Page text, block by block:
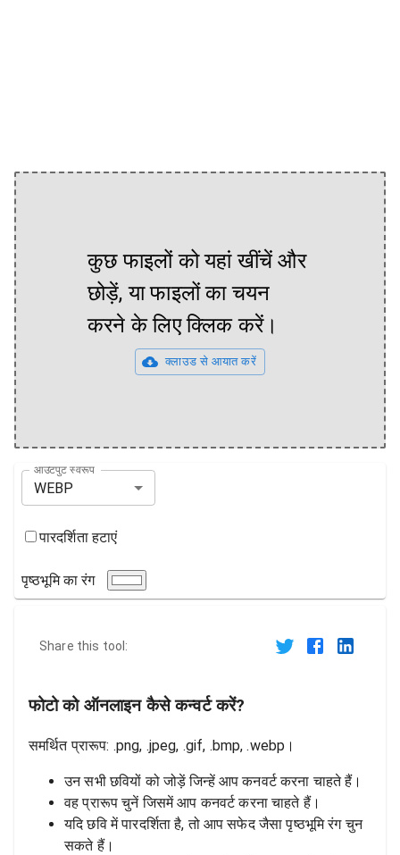
कुछ फाइलों को यहां खींचें और
छोड़ें, या फाइलों का चयन
करने के लिए क्लिक करें।
क्लाउड से आयात करें
आउटपुट स्वरूप
WEBP
पारदर्शिता हटाएं
पृष्ठभूमि का रंग
Share this tool:
फोटो को ऑनलाइन कैसे कन्वर्ट करें?
समर्थित प्रारूप: .png, .jpeg, .gif, .bmp, .webp।
उन सभी छवियों को जोड़ें जिन्हें आप कनवर्ट करना चाहते हैं।
वह प्रारूप चुनें जिसमें आप कनवर्ट करना चाहते हैं।
यदि छवि में पारदर्शिता है, तो आप सफेद जैसा पृष्ठभूमि रंग चुन
सकते हैं।